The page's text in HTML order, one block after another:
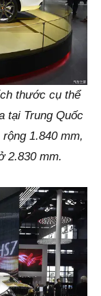
thước cụ thể
tại Trung Quốc
1.840 mm,
2.830 mm.